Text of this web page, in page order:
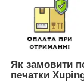
Як замовити
печатки